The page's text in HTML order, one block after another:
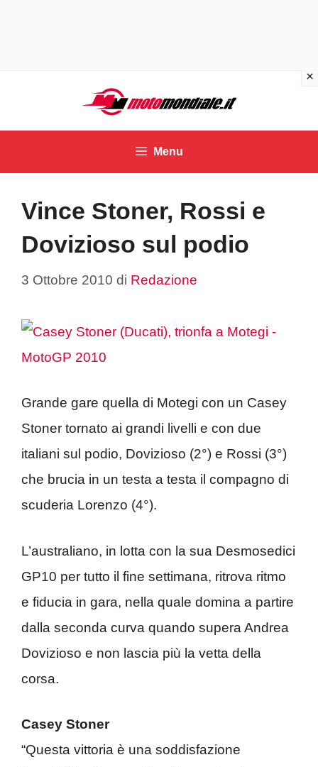
contenuto
Menu
Vince Stoner, Rossi e
Dovizioso sul podio
3 Ottobre 2010 di Redazione
Grande gare quella di Motegi con un Casey
Stoner tornato ai grandi livelli e con due
italiani sul podio, Dovizioso (2°) e Rossi (3°)
che brucia in un testa a testa il compagno di
scuderia Lorenzo (4°).
L’australiano, in lotta con la sua Desmosedici
GP10 per tutto il fine settimana, ritrova ritmo
e fiducia in gara, nella quale domina a partire
dalla seconda curva quando supera Andrea
Dovizioso e non lascia più la vetta della
corsa.
Casey Stoner
“Questa vittoria è una soddisfazione